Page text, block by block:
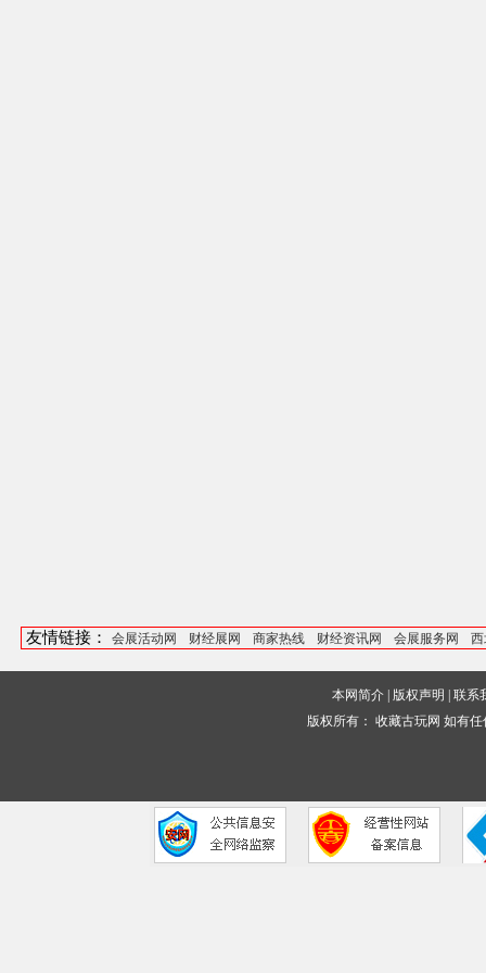
友情链接： 会展活动网 财经展网 商家热线 财经资讯网 会展服务网
本网简介 版权声明 |联系
版权所有：收藏古玩网 如有